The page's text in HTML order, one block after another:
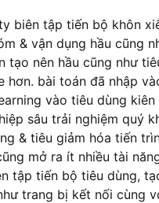
biên tập tiến bộ khôn
& vận dụng hầu cũng
tạo nên hầu cũng như
hơn. bài toán đã nhập
vào tiêu dùng
sâu trải nghiệm quý
& tiêu giảm hóa tiến
mở ra ít nhiều tài
tập tiến bộ tiêu dùng,
trang bị kết nối cùng